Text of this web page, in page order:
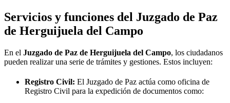
Servicios y funciones del Juzgado de Paz
de Herguijuela del Campo
En el Juzgado de Paz de Herguijuela del Campo, los ciudadanos
pueden realizar una serie de trámites y gestiones. Estos incluyen:
Registro Civil: El Juzgado de Paz actúa como oficina de
Registro Civil para la expedición de documentos como: